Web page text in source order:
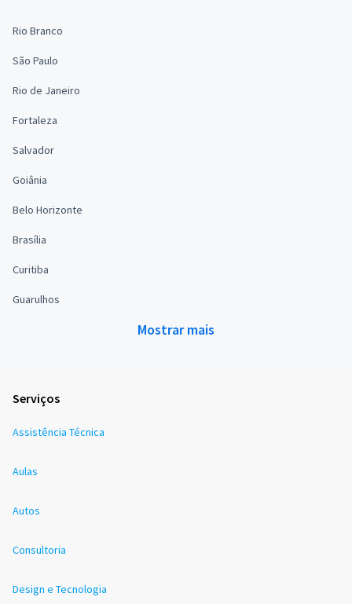
Rio Branco
São Paulo
Rio de Janeiro
Fortaleza
Salvador
Goiânia
Belo Horizonte
Brasília
Curitiba
Guarulhos
Mostrar mais
Serviços
Assistência Técnica
Aulas
Autos
Consultoria
Design e Tecnologia